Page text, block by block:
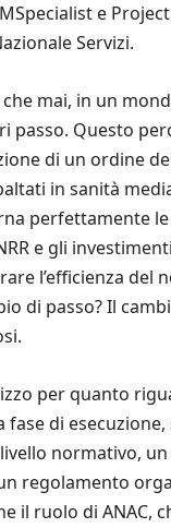
e
Servizi.
mai, in un
passo. Questo
di un ordine
in sanità
perfettamente
e gli
l’efficienza del
di passo? Il
per quanto
di esecuzione,
normativo,
regolamento
il ruolo di ANAC,